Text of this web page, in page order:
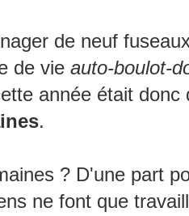
de neuf
de vie auto-boulot-
année était
.
? D'une part
ne font que